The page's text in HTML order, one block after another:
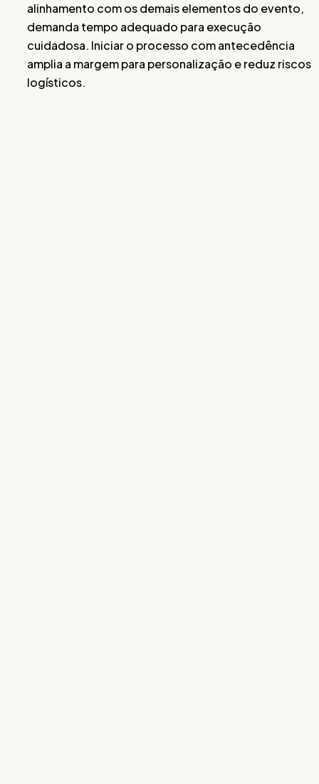
alinhamento com os demais elementos do evento,
demanda tempo adequado para execução
cuidadosa. Iniciar o processo com antecedência
amplia a margem para personalização e reduz riscos
logísticos.